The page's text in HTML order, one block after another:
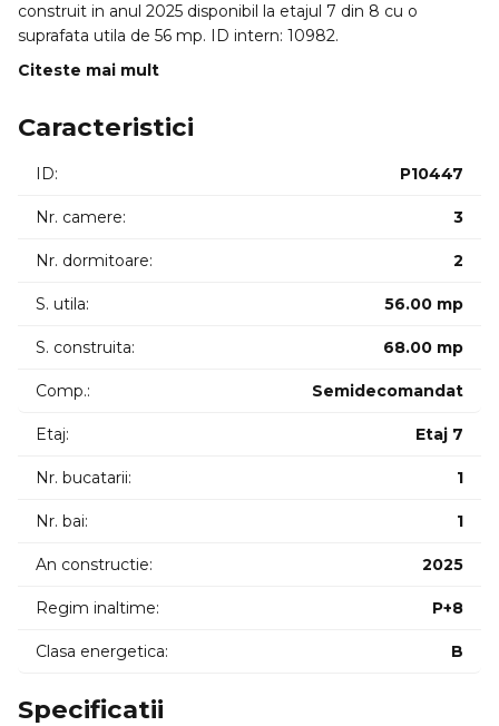
construit in anul 2025 disponibil la etajul 7 din 8 cu o
suprafata utila de 56 mp. ID intern: 10982.
Citeste mai mult
Caracteristici
ID: P10447
Nr. camere: 3
Nr. dormitoare: 2
S. utila: 56.00 mp
S. construita: 68.00 mp
Comp.: Semidecomandat
Etaj: Etaj 7
Nr. bucatarii: 1
Nr. bai: 1
An constructie: 2025
Regim inaltime: P+8
Clasa energetica: B
Specificatii